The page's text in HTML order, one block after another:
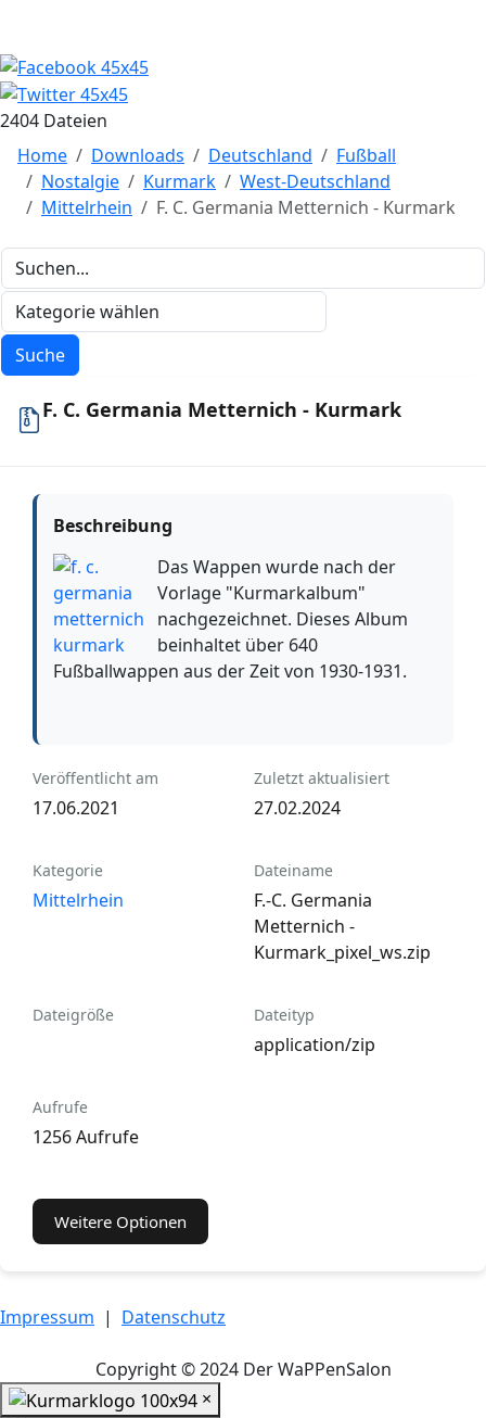
2404 Dateien
Home
Downloads Deutschland
Fußball
Nostalgie
Kurmark
West-Deutschland
Mittelrhein
F. C. Germania Metternich - Kurmark
F. C. Germania Metternich - Kurmark
Beschreibung
Das Wappen wurde nach der
Vorlage "Kurmarkalbum"
nachgezeichnet. Dieses Album
beinhaltet über 640
Fußballwappen aus der Zeit von 1930-1931.
Veröffentlicht am
17.06.2021
Zuletzt aktualisiert
27.02.2024
Kategorie
Mittelrhein
Dateiname
F.-C. Germania
Metternich -
Kurmark_pixel_ws.zip
Dateigröße Dateityp
application/zip
Aufrufe
1256 Aufrufe
Weitere Optionen
Impressum | Datenschutz
Copyright © 2024 Der WaPPenSalon
×